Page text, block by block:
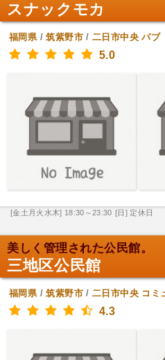
スナックモカ
福岡県/筑紫野市/二日市中央 パブ
5.0
[金土月火水木] 18:30～23:30 [日] 定休日
美しく管理された公民館。
三地区公民館
福岡県/筑紫野市/二日市中央 コミ
4.3